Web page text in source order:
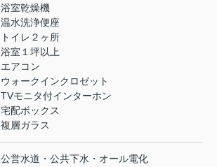
浴室乾燥機
温水洗浄便座
トイレ２ヶ所
浴室１坪以上
エアコン
ウォークインクロゼット
TVモニタ付インターホン
宅配ボックス
複層ガラス
公営水道・公共下水・オール電化